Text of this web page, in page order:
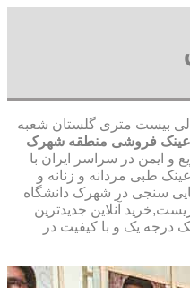
شمالی بیست متری گلستان شعبه
عینک فروشی منطقه شهرک
ایمن در سراسر ایران با
طبی مردانه و زنانه و
سنجی در شهرک دانشگاه
آنلاین جدیدترین
درجه یک و با کیفیت در